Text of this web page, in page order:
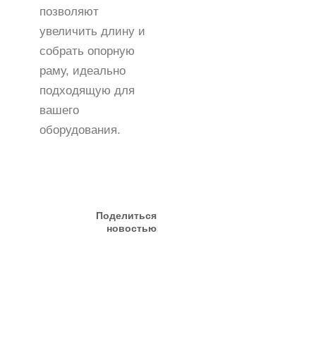
позволяют
увеличить длину и
собрать опорную
раму, идеально
подходящую для
вашего
оборудования.
Поделиться
новостью